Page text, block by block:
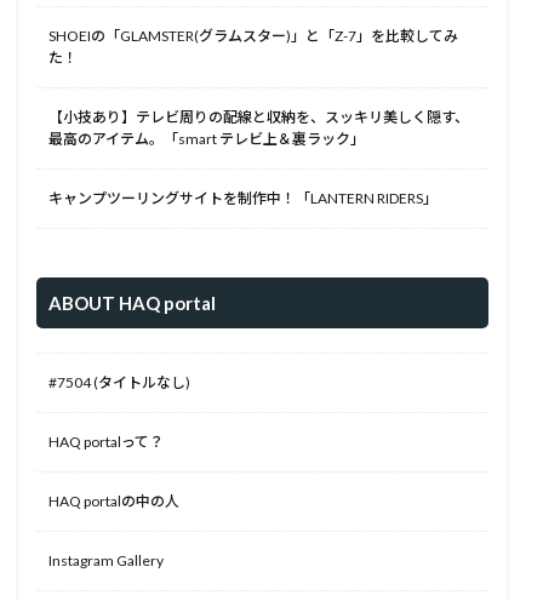
SHOEIの「GLAMSTER(グラムスター)」と「Z-7」を比較してみ
た！
【小技あり】テレビ周りの配線と収納を、スッキリ美しく隠す、
最高のアイテム。「smart テレビ上＆裏ラック」
キャンプツーリングサイトを制作中！「LANTERN RIDERS」
ABOUT HAQ portal
#7504 (タイトルなし)
HAQ portalって？
HAQ portalの中の人
Instagram Gallery